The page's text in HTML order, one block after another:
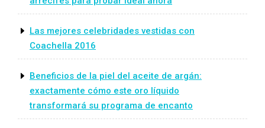
Las mejores celebridades vestidas con
Coachella 2016
Beneficios de la piel del aceite de argán:
exactamente cómo este oro líquido
transformará su programa de encanto